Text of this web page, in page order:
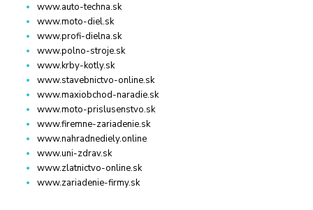
www.auto-techna.sk
www.moto-diel.sk
www.profi-dielna.sk
www.polno-stroje.sk
www.krby-kotly.sk
www.stavebnictvo-online.sk
www.maxiobchod-naradie.sk
www.moto-prislusenstvo.sk
www.firemne-zariadenie.sk
www.nahradnediely.online
www.uni-zdrav.sk
www.zlatnictvo-online.sk
www.zariadenie-firmy.sk